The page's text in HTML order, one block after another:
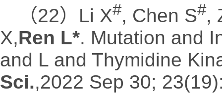
（22）Li X#, Chen S#,
X,Ren L*. Mutation and
and L and Thymidine
Sci.,2022 Sep 30;